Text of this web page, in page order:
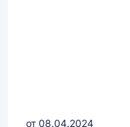
от 08.04.2024